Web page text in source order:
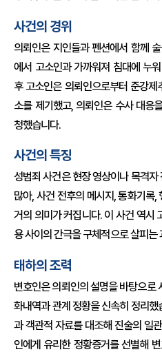
사건의 경위
의뢰인은 지인들과 펜션에서 함께
에서 고소인과 가까워져 침대에 누
후 고소인은 의뢰인으로부터 준강
소를 제기했고, 의뢰인은 수사 대응
청했습니다.
사건의 특징
성범죄 사건은 현장 영상이나 목격
많아, 사건 전후의 메시지, 통화기록
거의 의미가 커집니다. 이 사건 역시
용 사이의 간극을 구체적으로 살피
태하의 조력
변호인은 의뢰인의 설명을 바탕으로
화내역과 관계 정황을 신속히 정리
과 객관적 자료를 대조해 진술의 일
인에게 유리한 정황증거를 선별해